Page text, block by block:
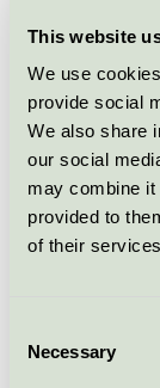
This website
We use
provide social
We also share
our social
may combine it
provided to
of their
Selection
Necessary
Medicinska
Möbler och